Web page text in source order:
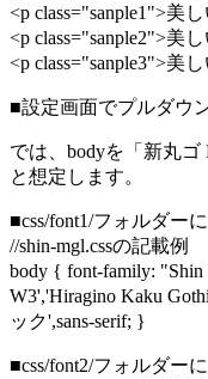
<p class="sanple1">美
<p class="sanple2">美
<p class="sanple3">美
■設定画面でプルダウ
では、bodyを「新丸
と想定します。
■css/font1/フォルダー
//shin-mgl.cssの記載例
body { font-family:
W3','Hiragino Kaku
ック',sans-serif; }
■css/font2/フォルダー